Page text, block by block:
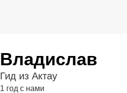
Владислав
Гид из Актау
1 год с нами